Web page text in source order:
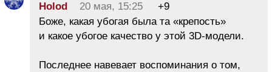
Holod 20 мая, 15:25
+9
Боже, какая убогая была та «крепость»
и какое убогое качество у этой 3D-модели.
Последнее навевает воспоминания о том,